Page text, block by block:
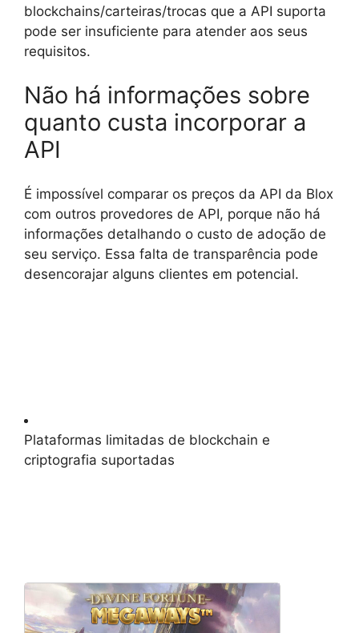
blockchains/carteiras/trocas que a API suporta
pode ser insuficiente para atender aos seus
requisitos.
Não há informações sobre
quanto custa incorporar a
API
É impossível comparar os preços da API da Blox
com outros provedores de API, porque não há
informações detalhando o custo de adoção de
seu serviço. Essa falta de transparência pode
desencorajar alguns clientes em potencial.
Plataformas limitadas de blockchain e
criptografia suportadas